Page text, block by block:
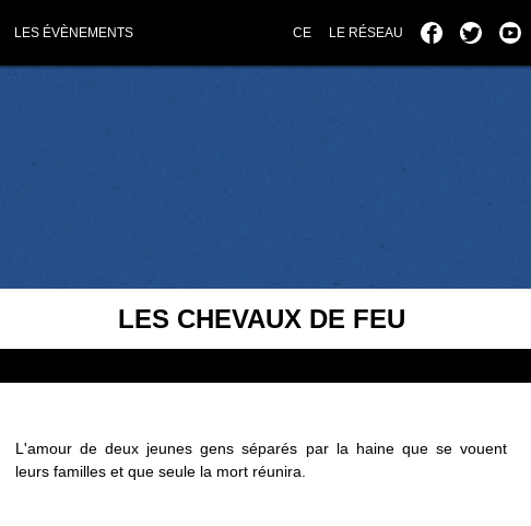
LES ÉVÈNEMENTS CE LE RÉSEAU
LES CHEVAUX DE FEU
L'amour de deux jeunes gens séparés par la haine que se vouent
leurs familles et que seule la mort réunira.